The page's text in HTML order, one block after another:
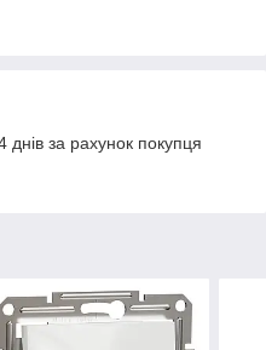
за рахунок покупця